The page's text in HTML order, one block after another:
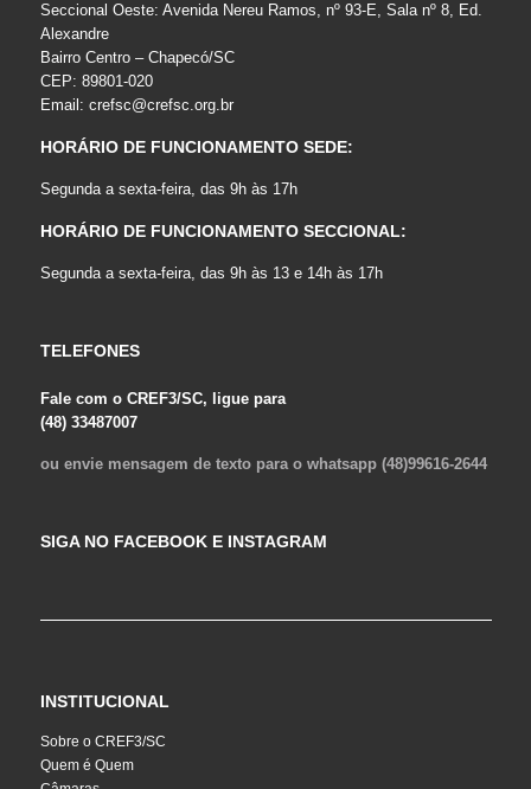
Seccional Oeste: Avenida Nereu Ramos, nº 93-E, Sala nº 8, Ed.
Alexandre
Bairro Centro – Chapecó/SC
CEP: 89801-020
Email: crefsc@crefsc.org.br
HORÁRIO DE FUNCIONAMENTO SEDE:
Segunda a sexta-feira, das 9h às 17h
HORÁRIO DE FUNCIONAMENTO SECCIONAL:
Segunda a sexta-feira, das 9h às 13 e 14h às 17h
TELEFONES
Fale com o CREF3/SC, ligue para
(48) 33487007
ou envie mensagem de texto para o whatsapp (48)99616-2644
SIGA NO FACEBOOK E INSTAGRAM
INSTITUCIONAL
Sobre o CREF3/SC
Quem é Quem